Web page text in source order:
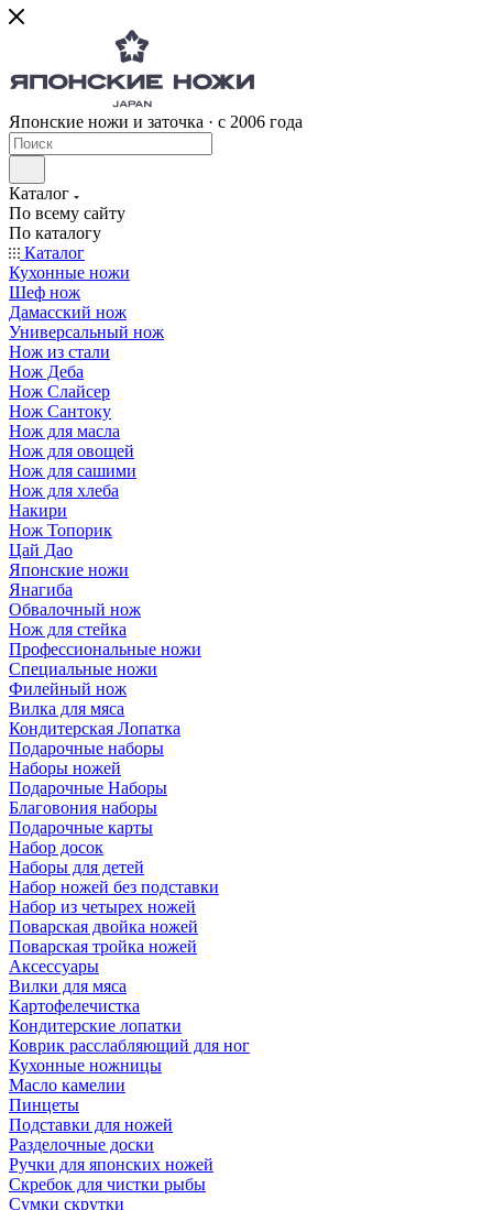
Японские ножи и заточка · с 2006 года
Каталог
По всему сайту
По каталогу
Каталог
Кухонные ножи
Шеф нож
Дамасский нож
Универсальный нож
Нож из стали
Нож Деба
Нож Слайсер
Нож Сантоку
Нож для масла
Нож для овощей
Нож для сашими
Нож для хлеба
Накири
Нож Топорик
Цай Дао
Японские ножи
Янагиба
Обвалочный нож
Нож для стейка
Профессиональные ножи
Специальные ножи
Филейный нож
Вилка для мяса
Кондитерская Лопатка
Подарочные наборы
Наборы ножей
Подарочные Наборы
Благовония наборы
Подарочные карты
Набор досок
Наборы для детей
Набор ножей без подставки
Набор из четырех ножей
Поварская двойка ножей
Поварская тройка ножей
Аксессуары
Вилки для мяса
Картофелечистка
Кондитерские лопатки
Коврик расслабляющий для ног
Кухонные ножницы
Масло камелии
Пинцеты
Подставки для ножей
Разделочные доски
Ручки для японских ножей
Скребок для чистки рыбы
Сумки скрутки